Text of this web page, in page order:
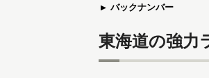
バックナンバー
東海道の強力